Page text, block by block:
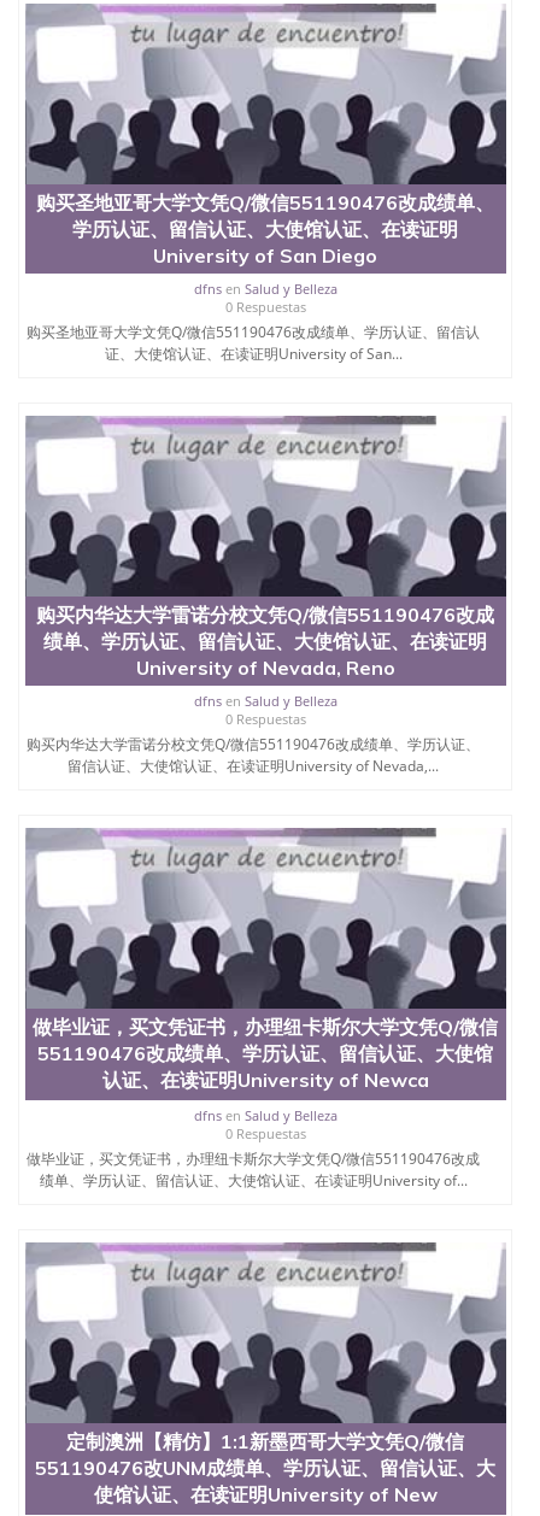
购买圣地亚哥大学文凭Q/微信551190476改成绩单、
学历认证、留信认证、大使馆认证、在读证明
University of San Diego
dfnsen Salud y Belleza
0 Respuestas
购买圣地亚哥大学文凭Q/微信551190476改成绩单、学历认证、留信认
证、大使馆认证、在读证明University of San...
购买内华达大学雷诺分校文凭Q/微信551190476改成
绩单、学历认证、留信认证、大使馆认证、在读证明
University of Nevada, Reno
dfnsen Salud y Belleza
0 Respuestas
购买内华达大学雷诺分校文凭Q/微信551190476改成绩单、学历认证、
留信认证、大使馆认证、在读证明University of Nevada,...
做毕业证，买文凭证书，办理纽卡斯尔大学文凭Q/微信
551190476改成绩单、学历认证、留信认证、大使馆
认证、在读证明University of Newca
dfnsen Salud y Belleza
0 Respuestas
做毕业证，买文凭证书，办理纽卡斯尔大学文凭Q/微信551190476改成
绩单、学历认证、留信认证、大使馆认证、在读证明University of...
定制澳洲【精仿】1:1新墨西哥大学文凭Q/微信
551190476改UNM成绩单、学历认证、留信认证、大
使馆认证、在读证明University of New